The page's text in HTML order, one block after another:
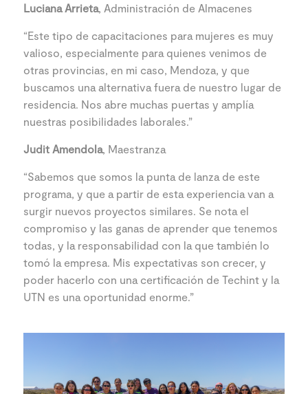
Luciana Arrieta, Administración de Almacenes
“Este tipo de capacitaciones para mujeres es muy
valioso, especialmente para quienes venimos de
otras provincias, en mi caso, Mendoza, y que
buscamos una alternativa fuera de nuestro lugar de
residencia. Nos abre muchas puertas y amplía
nuestras posibilidades laborales.”
Judit Amendola, Maestranza
“Sabemos que somos la punta de lanza de este
programa, y que a partir de esta experiencia van a
surgir nuevos proyectos similares. Se nota el
compromiso y las ganas de aprender que tenemos
todas, y la responsabilidad con la que también lo
tomó la empresa. Mis expectativas son crecer, y
poder hacerlo con una certificación de Techint y la
UTN es una oportunidad enorme.”